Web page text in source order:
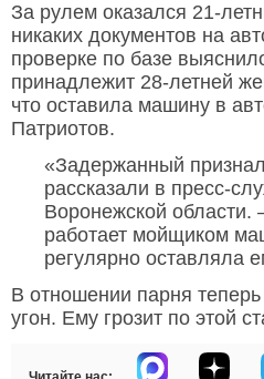
За рулем оказался 21-
никаких документов на
проверке по базе
принадлежит 28-летней
что оставила машину в
Патриотов.
«Задержанный
рассказали в пресс-
Воронежской
работает мойщиком
регулярно оставляла
В отношении парня
угон. Ему грозит по этой